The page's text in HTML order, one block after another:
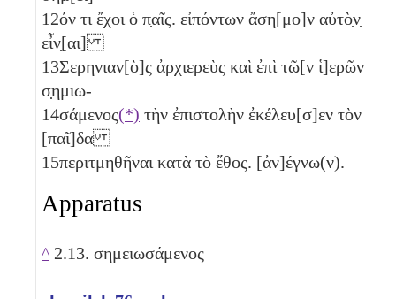
12όν τι ἔχοι ὁ π̣αῖς. εἰπόντων ἄση[μο]ν αὐτὸ̣ν̣
εἶν̣[αι]
13Σερηνιαν[ὸ]ς ἀρχιερεὺς καὶ ἐπὶ τῶ[ν ἱ]ερῶν
σ̣ημιω-
14σάμενος(*) τὴν ἐπιστολὴν ἐκέλευ[σ]εν τὸν
[παῖ]δα
15περιτμηθῆναι κατὰ τὸ ἔθος. [ἀν]έγνω(ν).
Apparatus
^ 2.13. σημειωσάμενος